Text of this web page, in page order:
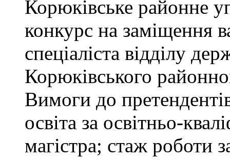
Корюківське районне
конкурс на заміщення
спеціаліста відділу
Корюківського
Вимоги до
освіта за освітньо-
магістра; стаж роботи